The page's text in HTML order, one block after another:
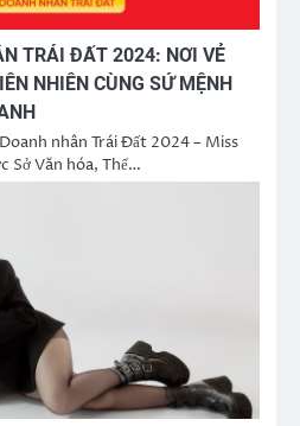
TRÁI ĐẤT 2024: NƠI VẺ
NHIÊN CÙNG SỨ MỆNH
nhân Trái Đất 2024 – Miss
Sở Văn hóa, Thể…